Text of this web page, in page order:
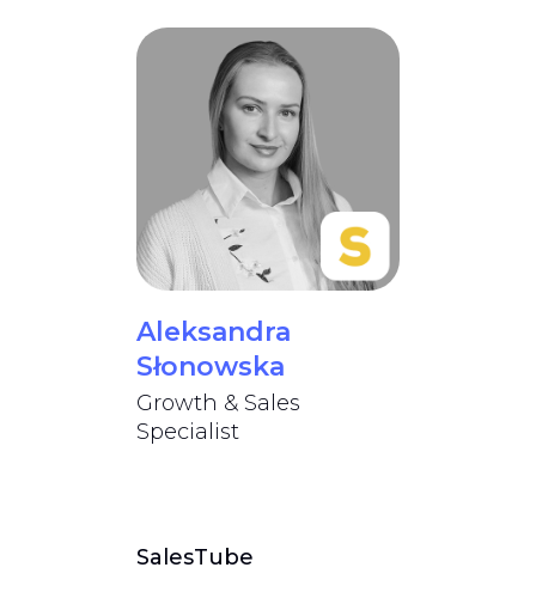
Aleksandra
Słonowska
Growth & Sales
Specialist
SalesTube